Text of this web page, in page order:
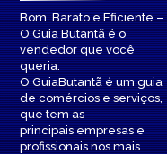
Bom, Barato e Eficiente –
O Guia Butantã é o
vendedor que você
queria.
O GuiaButantã é um guia
de comércios e serviços,
que tem as
principais empresas e
profissionais nos mais